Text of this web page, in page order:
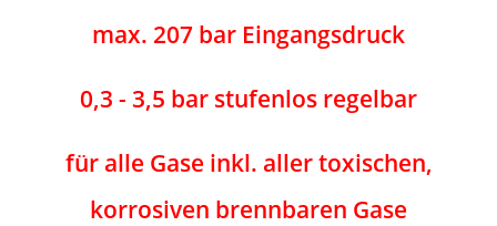
max. 207 bar Eingangsdruck
0,3 - 3,5 bar stufenlos regelbar
für alle Gase inkl. aller toxischen,
korrosiven brennbaren Gase